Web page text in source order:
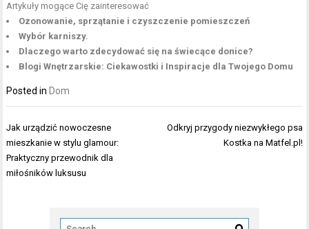
Artykuły mogące Cię zainteresować
Ozonowanie, sprzątanie i czyszczenie pomieszczeń
Wybór karniszy.
Dlaczego warto zdecydować się na świecące donice?
Blogi Wnętrzarskie: Ciekawostki i Inspiracje dla Twojego Domu
Posted in Dom
Nawigacja
wpisu
Jak urządzić nowoczesne
mieszkanie w stylu glamour:
Praktyczny przewodnik dla
miłośników luksusu
Odkryj przygody niezwykłego psa
Kostka na Matfel.pl!